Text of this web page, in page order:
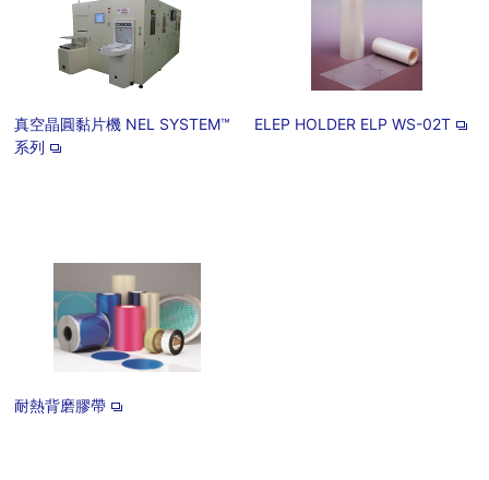
真空晶圓黏片機 NEL SYSTEM™
系列
ELEP HOLDER ELP WS-02T
耐熱背磨膠帶